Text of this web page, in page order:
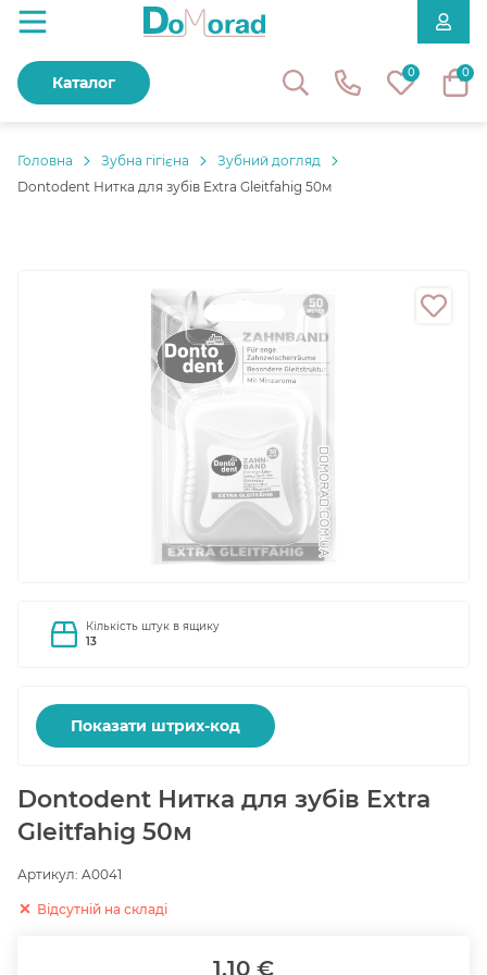
0 0
Каталог
Головнa Зубна гігієна
Зубний догляд
Dontodent Нитка для зубів Extra Gleitfahig 50м
Кількість штук в ящику
13
Показати штрих-код
Dontodent Нитка для зубів Extra
Gleitfahig 50м
Артикул: A0041
Відсутній на складі
1.10 €